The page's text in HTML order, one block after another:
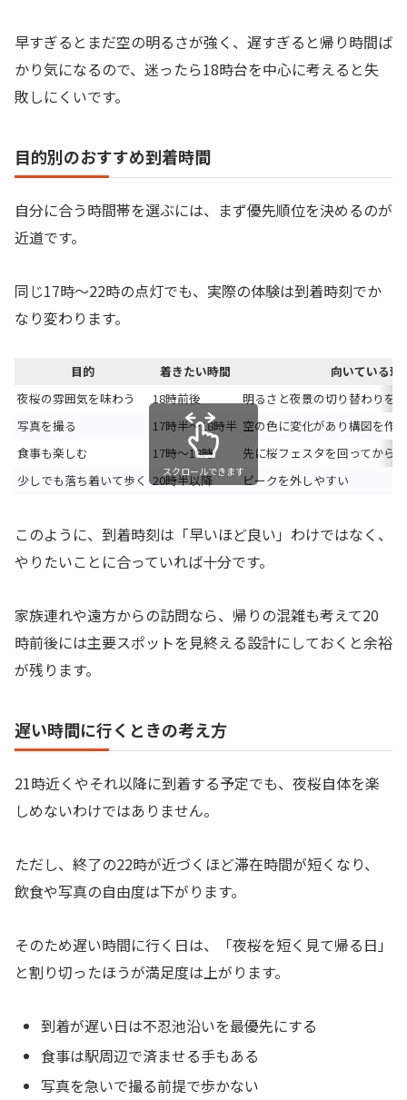
早すぎるとまだ空の明るさが強く、遅すぎると帰り時間ば
かり気になるので、迷ったら18時台を中心に考えると失
敗しにくいです。
目的別のおすすめ到着時間
自分に合う時間帯を選ぶには、まず優先順位を決めるのが
近道です。
同じ17時〜22時の点灯でも、実際の体験は到着時刻でか
なり変わります。
目的 着きたい時間
向いている理
夜桜の雰囲気を味わう
18時前後
明るさと夜景の切り替わりを
写真を撮る
17時半〜18時半 空の色に変化があり構図を作
食事も楽しむ
17時〜18時
先に桜フェスタを回ってから
少しでも落ち着いて歩く 20時半以降 ピークを外しやすい
スクロールできます
このように、到着時刻は「早いほど良い」わけではなく、
やりたいことに合っていれば十分です。
家族連れや遠方からの訪問なら、帰りの混雑も考えて20
時前後には主要スポットを見終える設計にしておくと余裕
が残ります。
遅い時間に行くときの考え方
21時近くやそれ以降に到着する予定でも、夜桜自体を楽
しめないわけではありません。
ただし、終了の22時が近づくほど滞在時間が短くなり、
飲食や写真の自由度は下がります。
そのため遅い時間に行く日は、「夜桜を短く見て帰る日」
と割り切ったほうが満足度は上がります。
到着が遅い日は不忍池沿いを最優先にする
食事は駅周辺で済ませる手もある
写真を急いで撮る前提で歩かない